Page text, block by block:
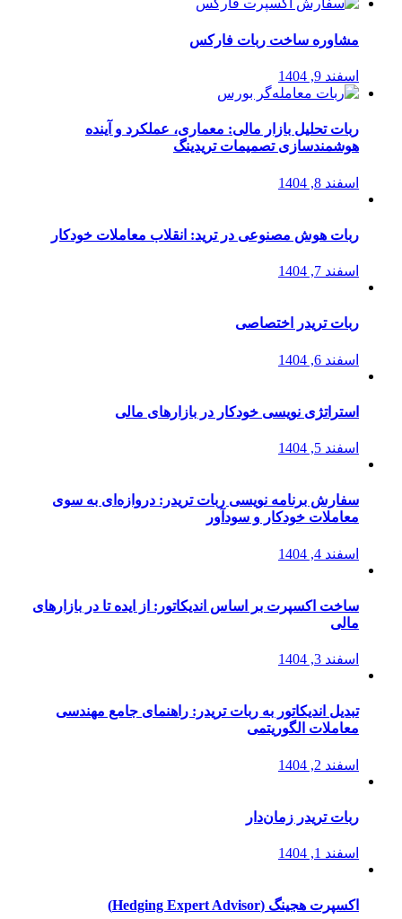
مشاوره ساخت ربات فارکس
اسفند 9, 1404
ربات تحلیل بازار مالی: معماری، عملکرد و آینده
هوشمندسازی تصمیمات تریدینگ
اسفند 8, 1404
ربات هوش مصنوعی در ترید: انقلاب معاملات خودکار
اسفند 7, 1404
ربات تریدر اختصاصی
اسفند 6, 1404
استراتژی‌ نویسی خودکار در بازارهای مالی
اسفند 5, 1404
سفارش برنامه نویسی ربات تریدر: دروازه‌ای به سوی
معاملات خودکار و سودآور
اسفند 4, 1404
ساخت اکسپرت بر اساس اندیکاتور: از ایده تا در بازارهای
مالی
اسفند 3, 1404
تبدیل اندیکاتور به ربات تریدر: راهنمای جامع مهندسی
معاملات الگوریتمی
اسفند 2, 1404
ربات تریدر زمان‌دار
اسفند 1, 1404
اکسپرت هجینگ (Hedging Expert Advisor)